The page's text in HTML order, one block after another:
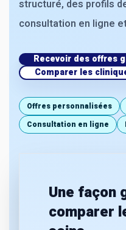
structuré, des profils
consultation en ligne
Recevoir des offres
Comparer les
Offres personnalisées
Consultation en ligne
Une façon
comparer